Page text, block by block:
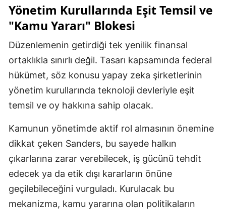
Yönetim Kurullarında Eşit Temsil ve
"Kamu Yararı" Blokesi
Düzenlemenin getirdiği tek yenilik finansal
ortaklıkla sınırlı değil. Tasarı kapsamında federal
hükümet, söz konusu yapay zeka şirketlerinin
yönetim kurullarında teknoloji devleriyle eşit
temsil ve oy hakkına sahip olacak.
Kamunun yönetimde aktif rol almasının önemine
dikkat çeken Sanders, bu sayede halkın
çıkarlarına zarar verebilecek, iş gücünü tehdit
edecek ya da etik dışı kararların önüne
geçilebileceğini vurguladı. Kurulacak bu
mekanizma, kamu yararına olan politikaların